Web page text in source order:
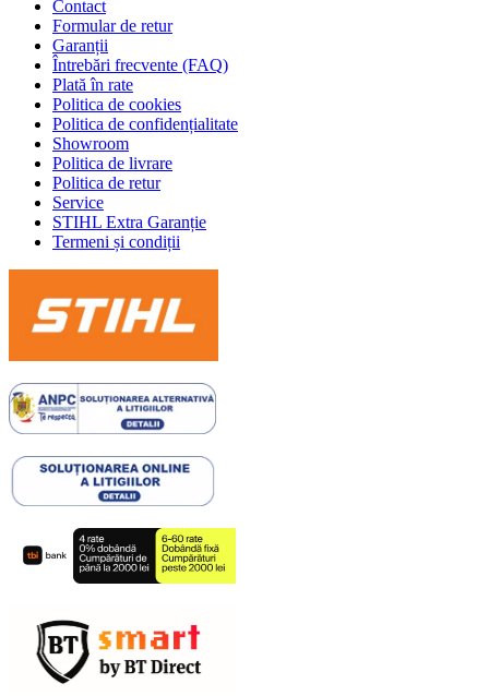
Contact
Formular de retur
Garanții
Întrebări frecvente (FAQ)
Plată în rate
Politica de cookies
Politica de confidențialitate
Showroom
Politica de livrare
Politica de retur
Service
STIHL Extra Garanție
Termeni și condiții